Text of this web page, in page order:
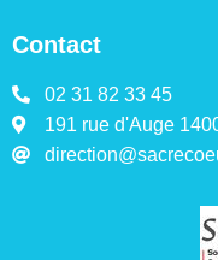
Contact
02 31 82 33 45
191 rue d'Auge